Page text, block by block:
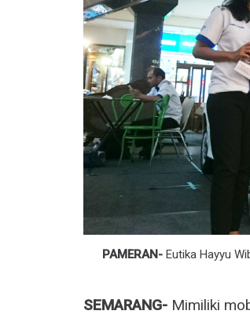
PAMERAN-Eutika Hayyu
SEMARANG- Mimiliki